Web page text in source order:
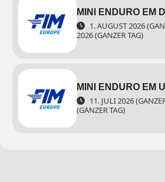
MINI ENDURO EM
1. AUGUST 2026
2026 (GANZER TAG)
MINI ENDURO EM
11. JULI 2026
(GANZER TAG)